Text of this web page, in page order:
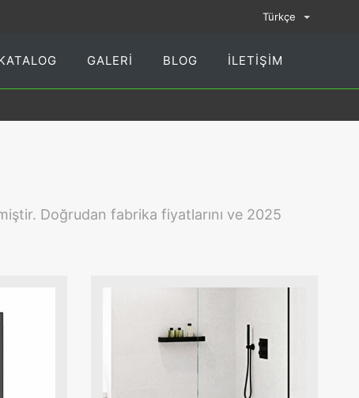
Türkçe
GALERI BLOG İLETIŞIM
Doğrudan fabrika fiyatlarını ve 2025